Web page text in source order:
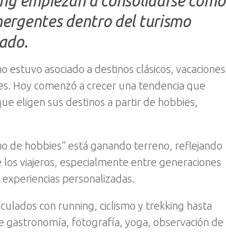
dentro del turismo
asociado a destinos clásicos, vacaciones
Hoy comenzó a crecer una tendencia que
eligen sus destinos a partir de hobbies,
de hobbies” está ganando terreno, reflejando
viajeros, especialmente entre generaciones
personalizadas.
con running, ciclismo y trekking hasta
gastronomía, fotografía, yoga, observación de